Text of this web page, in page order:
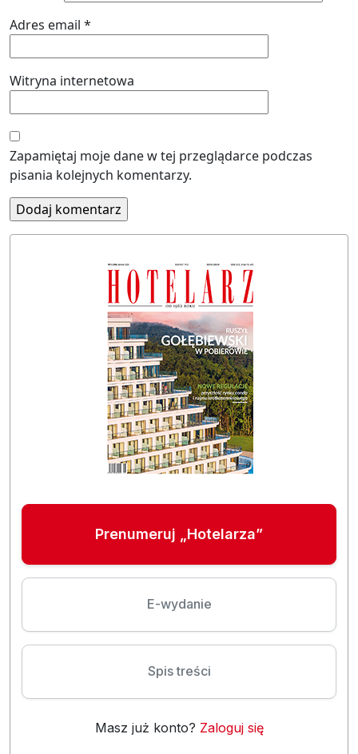
Adres email *
Witryna internetowa
Zapamiętaj moje dane w tej przeglądarce podczas
pisania kolejnych komentarzy.
Prenumeruj „Hotelarza”
E-wydanie
Spis treści
Masz już konto? Zaloguj się